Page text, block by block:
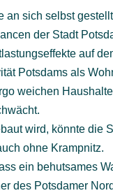
sich selbst
der Stadt
auf
Potsdams als
weichen
wird, könnte die
ohne Krampnitz.
ein behutsames
des Potsdamer